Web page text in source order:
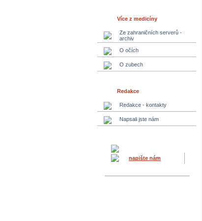
Více z medicíny
Ze zahraničních serverů -
archiv
O očích
O zubech
Redakce
Redakce - kontakty
Napsali jste nám
napište nám